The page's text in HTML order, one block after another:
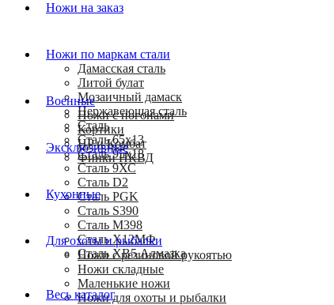
Ножи на заказ
Ножи по маркам стали
Дамасская сталь
Литой булат
Мозаичный дамаск
Нержавеющая сталь
Сталь
Сталь 65х13
Сталь 95х18
Сталь 9ХС
Сталь D2
Сталь PGK
Сталь S390
Сталь M398
Сталь Х12МФ
Сталь ХВ5 Алмазка
Военные
Ножи с погонами
Кортики
HP и Комбат
Финки НКВД
Эксклюзивные
Кухонные
Для охоты и рыбалки
Ножи с резиновой рукоятью
Ножи складные
Маленькие ножи
Ножи для охоты и рыбалки
Весь каталог